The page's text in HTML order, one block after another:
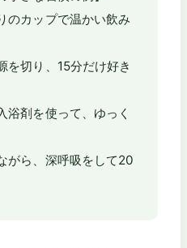
のカップで温かい飲み
を切り、15分だけ好き
浴剤を使って、ゆっく
がら、深呼吸をして20